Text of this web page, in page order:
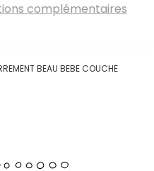
complémentaires
BEAU BEBE COUCHE